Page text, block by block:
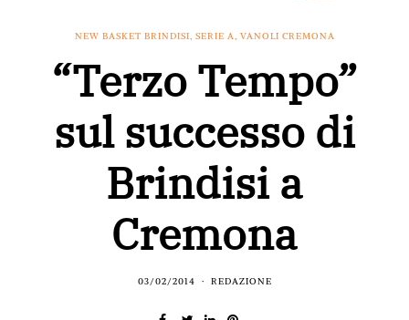
NEW BASKET BRINDISI, SERIE A, VANOLI CREMONA
“Terzo Tempo”
sul successo di
Brindisi a
Cremona
03/02/2014 REDAZIONE